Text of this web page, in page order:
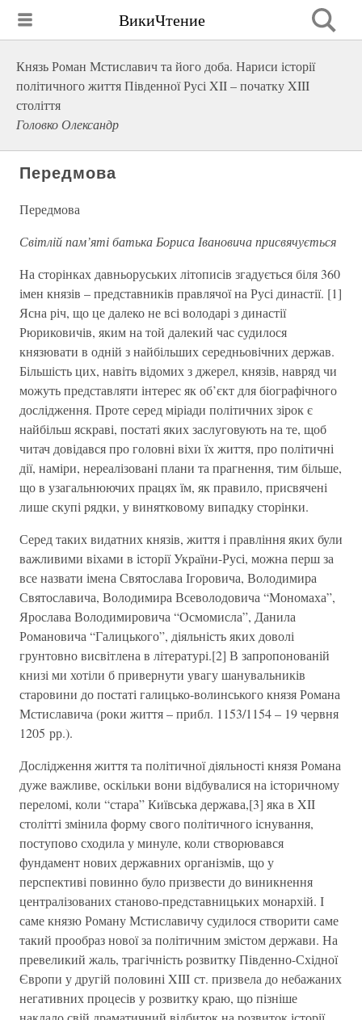
ВикиЧтение
Князь Роман Мстиславич та його доба. Нариси історії
політичного життя Південної Русі XII – початку XIII
століття
Головко Олександр
Передмова
Передмова
Світлій пам’яті батька Бориса Івановича присвячується
На сторінках давньоруських літописів згадується біля 360
імен князів – представників правлячої на Русі династії. [1]
Ясна річ, що це далеко не всі володарі з династії
Рюриковичів, яким на той далекий час судилося
князювати в одній з найбільших середньовічних держав.
Більшість цих, навіть відомих з джерел, князів, навряд чи
можуть представляти інтерес як об’єкт для біографічного
дослідження. Проте серед міріади політичних зірок є
найбільш яскраві, постаті яких заслуговують на те, щоб
читач довідався про головні віхи їх життя, про політичні
дії, наміри, нереалізовані плани та прагнення, тим більше,
що в узагальнюючих працях їм, як правило, присвячені
лише скупі рядки, у винятковому випадку сторінки.
Серед таких видатних князів, життя і правління яких були
важливими віхами в історії України-Русі, можна перш за
все назвати імена Святослава Ігоровича, Володимира
Святославича, Володимира Всеволодовича “Мономаха”,
Ярослава Володимировича “Осмомисла”, Данила
Романовича “Галицького”, діяльність яких доволі
грунтовно висвітлена в літературі.[2] В запропонованій
книзі ми хотіли б привернути увагу шанувальників
старовини до постаті галицько-волинського князя Романа
Мстиславича (роки життя – прибл. 1153/1154 – 19 червня
1205 рр.).
Дослідження життя та політичної діяльності князя Романа
дуже важливе, оскільки вони відбувалися на історичному
переломі, коли “стара” Київська держава,[3] яка в XII
столітті змінила форму свого політичного існування,
поступово сходила у минуле, коли створювався
фундамент нових державних організмів, що у
перспективі повинно було призвести до виникнення
централізованих станово-представницьких монархій. І
саме князю Роману Мстиславичу судилося створити саме
такий прообраз нової за політичним змістом держави. На
превеликий жаль, трагічність розвитку Південно-Східної
Європи у другій половині XIII ст. призвела до небажаних
негативних процесів у розвитку краю, що пізніше